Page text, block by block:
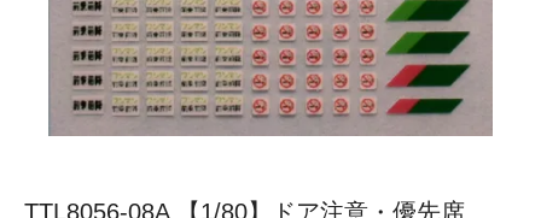
TTL8056-08A 【1/80】ドア注意・優先席